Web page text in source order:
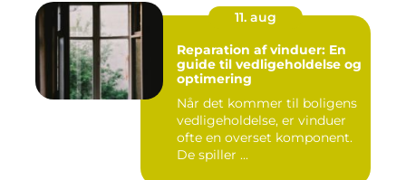
11. aug
Reparation af vinduer: En
guide til vedligeholdelse og
optimering
Når det kommer til boligens
vedligeholdelse, er vinduer
ofte en overset komponent.
De spiller ...